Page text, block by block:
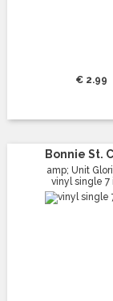
€ 2.99
Bonnie St.
amp; Unit
vinyl single 7